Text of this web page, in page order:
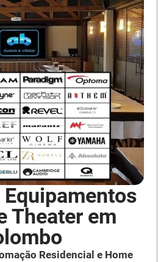
Equipamentos
Theater em
Residencial e Home